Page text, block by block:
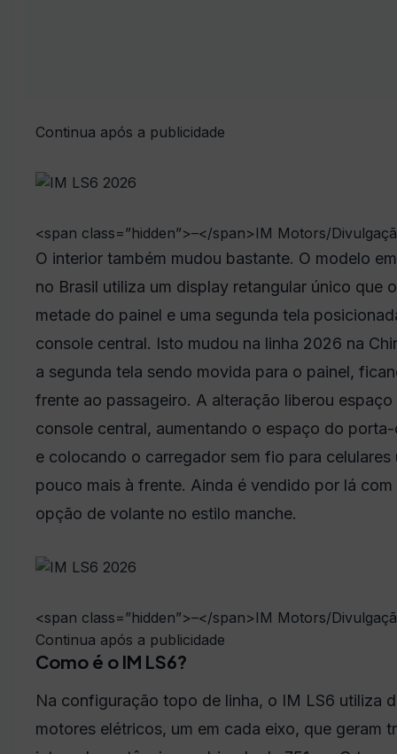
Continua após a publicidade
<span class=”hidden”>–</span>IM Motors/
O interior também mudou bastante. O modelo
no Brasil utiliza um display retangular único que
metade do painel e uma segunda tela
console central. Isto mudou na linha 2026 na
a segunda tela sendo movida para o painel,
frente ao passageiro. A alteração liberou espaço
console central, aumentando o espaço do
e colocando o carregador sem fio para celulares
pouco mais à frente. Ainda é vendido por lá com
opção de volante no estilo manche.
<span class=”hidden”>–</span>IM Motors/
Continua após a publicidade
Como é o IM LS6?
Na configuração topo de linha, o IM LS6 utiliza
motores elétricos, um em cada eixo, que geram